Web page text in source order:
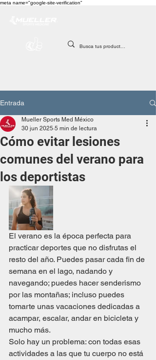
meta name="google-site-verification"
Entrada
Cómo evitar lesiones
comunes del verano para
los deportistas
Mueller Sports Med México
30 jun 2025 5 min de lectura
El verano es la época perfecta para
practicar deportes que no disfrutas el
resto del año. Puedes pasar cada fin de
semana en el lago, nadando y
navegando; puedes hacer senderismo
por las montañas; incluso puedes
tomarte unas vacaciones dedicadas a
acampar, escalar, andar en bicicleta y
mucho más.
Solo hay un problema: con todas esas
actividades a las que tu cuerpo no está